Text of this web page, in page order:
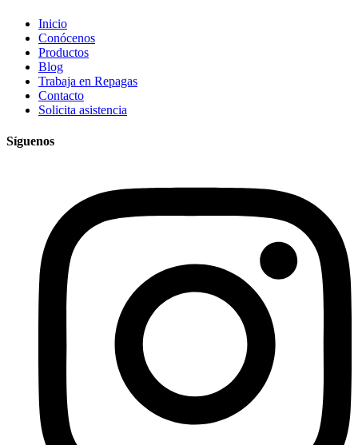
Inicio
Conócenos
Productos
Blog
Trabaja en Repagas
Contacto
Solicita asistencia
Síguenos